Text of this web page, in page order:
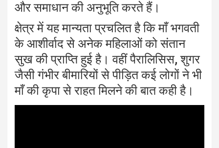
और समाधान की अनुभूति करते हैं।
क्षेत्र में यह मान्यता प्रचलित है कि माँ भगवती
के आशीर्वाद से अनेक महिलाओं को संतान
सुख की प्राप्ति हुई है। वहीं पैरालिसिस, शुगर
जैसी गंभीर बीमारियों से पीड़ित कई लोगों ने भी
माँ की कृपा से राहत मिलने की बात कही है।